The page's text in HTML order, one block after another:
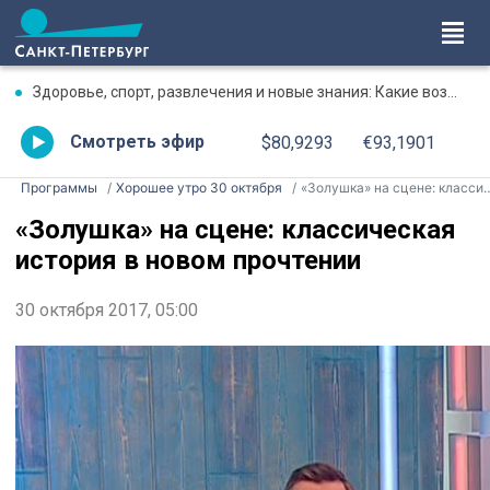
Здоровье, спорт, развлечения и новые знания: Какие возможности Петербург даёт людям серебряного возраста
Смотреть эфир $80,9293 €93,1901
Программы Хорошее утро 30 октября «Золушка» на сцене: классическая история в новом прочтении
«Золушка» на сцене: классическая
история в новом прочтении
30 октября 2017, 05:00